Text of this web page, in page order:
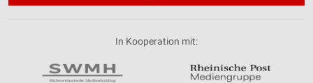
In Kooperation mit: